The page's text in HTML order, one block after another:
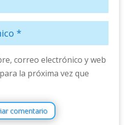
correo electrónico y web
la próxima vez que
comentario